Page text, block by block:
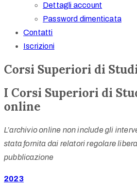
Dettagli account
Password dimenticata
Contatti
Iscrizioni
Corsi Superiori di
I Corsi Superiori di
online
L’archivio online non include gli
stata fornita dai relatori regolare
pubblicazione
2023